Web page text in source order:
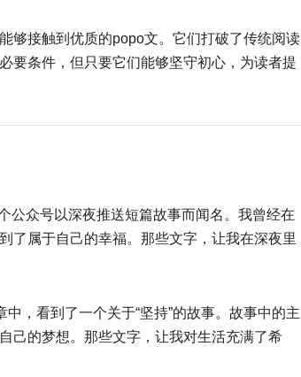
够接触到优质的popo文。它们打破了传统阅读
要条件，但只要它们能够坚守初心，为读者提
公众号以深夜推送短篇故事而闻名。我曾经在
了属于自己的幸福。那些文字，让我在深夜里
，看到了一个关于“坚持”的故事。故事中的主
己的梦想。那些文字，让我对生活充满了希